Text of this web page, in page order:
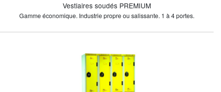
Vestiaires soudés PREMIUM
Gamme économique. Industrie propre ou salissante. 1 à 4 portes.